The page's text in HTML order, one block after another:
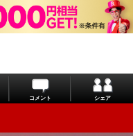
コメント シェア